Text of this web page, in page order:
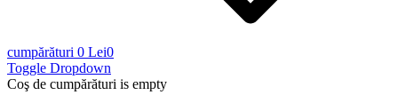
cumpărături 0 Lei0
Toggle Dropdown
Coş de cumpărături is empty